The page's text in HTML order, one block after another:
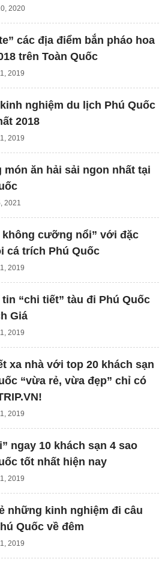
2020
các địa điểm bắn pháo hoa
trên Toàn Quốc
2019
nghiệm du lịch Phú Quốc
2018
2019
món ăn hải sải ngon nhất tại
2021
không cưỡng nổi” với đặc
cá trích Phú Quốc
2019
“chi tiết” tàu đi Phú Quốc
Giá
2019
xa nhà với top 20 khách sạn
“vừa rẻ, vừa đẹp” chỉ có
2019
ngay 10 khách sạn 4 sao
tốt nhất hiện nay
2019
những kinh nghiệm đi câu
Quốc về đêm
2019